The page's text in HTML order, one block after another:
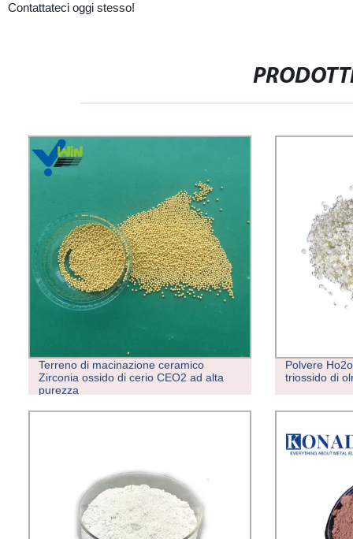
Contattateci oggi stesso!
Terreno di macinazione ceramico
Zirconia ossido di cerio CEO2 ad alta
purezza
Polvere
triossido di